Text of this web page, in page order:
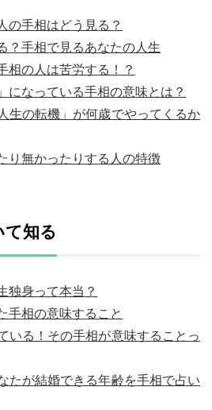
の手相はどう見る？
？手相で見るあなたの人生
相の人は苦労する！？
になっている手相の意味とは？
生の転機」が何歳でやってくるか
り無かったりする人の特徴
知る
独身って本当？
手相の意味すること
いる！その手相が意味することっ
たが結婚できる年齢を手相で占い